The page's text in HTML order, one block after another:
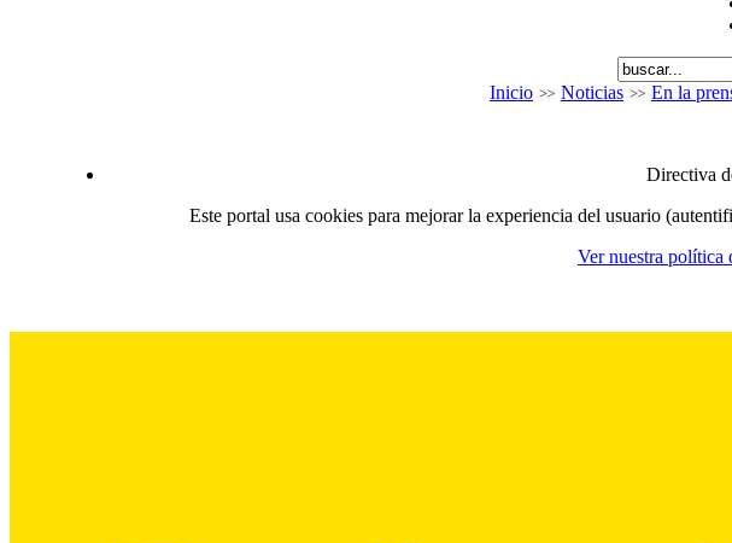
Inicio Noticias En la
Directiva
Este portal usa cookies para mejorar la experiencia del usuario
Ver nuestra política